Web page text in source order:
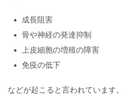
成長阻害
骨や神経の発達抑制
上皮細胞の増殖の障害
免疫の低下
などが起こると言われています。